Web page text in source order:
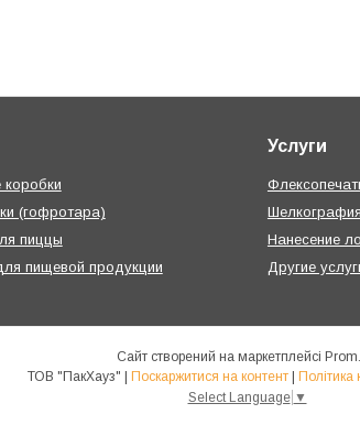
коробки
(гофротара)
пиццы
пищевой продукции
Услуги
Шелкография
Нанесение
Другие
Сайт створений на маркетплейсі
Поскаржитися на контент
Політика
Select Language ▼